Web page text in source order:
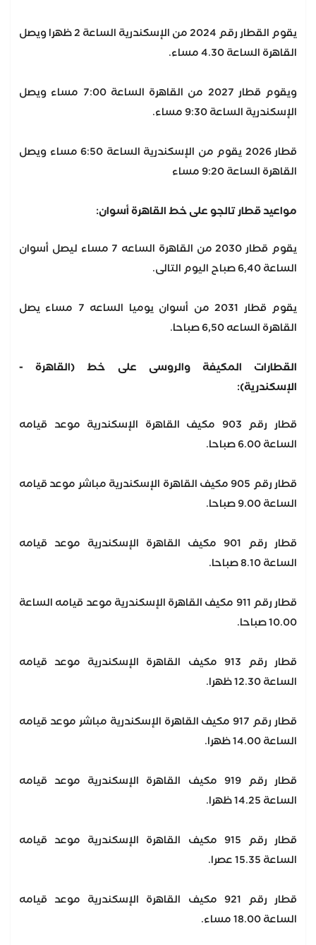
يقوم القطار رقم 2024 من الإسكندرية الساعة 2 ظهرا ويصل
القاهرة الساعة 4.30 مساء.
ويقوم قطار 2027 من القاهرة الساعة 7:00 مساء ويصل
الإسكندرية الساعة 9:30 مساء.
قطار 2026 يقوم من الإسكندرية الساعة 6:50 مساء ويصل
القاهرة الساعة 9:20 مساء
مواعيد قطار تالجو على خط القاهرة أسوان:
يقوم قطار 2030 من القاهرة الساعه 7 مساء ليصل أسوان
الساعة 6,40 صباح اليوم التالى.
يقوم قطار 2031 من أسوان يوميا الساعه 7 مساء يصل
القاهرة الساعه 6,50 صباحا.
القطارات المكيفة والروسى على خط (القاهرة -
الإسكندرية):
قطار رقم 903 مكيف القاهرة الإسكندرية موعد قيامه
الساعة 6.00 صباحا.
قطار رقم 905 مكيف القاهرة الإسكندرية مباشر موعد قيامه
الساعة 9.00 صباحا.
قطار رقم 901 مكيف القاهرة الإسكندرية موعد قيامه
الساعة 8.10 صباحا.
قطار رقم 911 مكيف القاهرة الإسكندرية موعد قيامه الساعة
10.00 صباحا.
قطار رقم 913 مكيف القاهرة الإسكندرية موعد قيامه
الساعة 12.30 ظهرا.
قطار رقم 917 مكيف القاهرة الإسكندرية مباشر موعد قيامه
الساعة 14.00 ظهرا.
قطار رقم 919 مكيف القاهرة الإسكندرية موعد قيامه
الساعة 14.25 ظهرا.
قطار رقم 915 مكيف القاهرة الإسكندرية موعد قيامه
الساعة 15.35 عصرا.
قطار رقم 921 مكيف القاهرة الإسكندرية موعد قيامه
الساعة 18.00 مساء.